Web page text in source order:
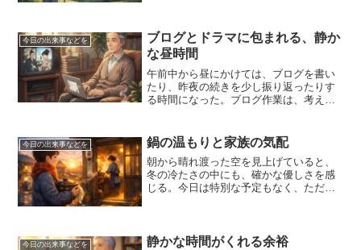
は冬の厳しさを感じさせる...
今日の出来事などを
ブログとドラマに包まれる、静か
な昼時間
午前中から昼にかけては、ブログを書い
たり、昨夜の続きを少し振り返ったりす
る時間になった。ブログ作業は、考えを
自然と集中できて、余計なことを考えず
に済む。昨夜はブログを書...
今日の出来事などを 鍋の温もりと家族の気配
朝から晴れ渡った空を見上げていると、
冬の冷たさの中にも、確かな優しさを感
じる。今日は特別な予定もなく、ただ時
屋のラッパの音を合図に、...
今日の出来事などを 静かな時間がくれる余裕